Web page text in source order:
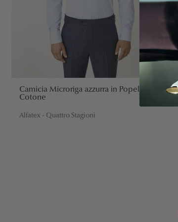
Camicia Microriga azzurra in Popeline di
Cotone
Alfatex - Quattro Stagioni